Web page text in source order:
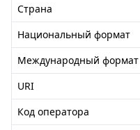
Страна
Национальный формат
Международный формат
URI
Код оператора